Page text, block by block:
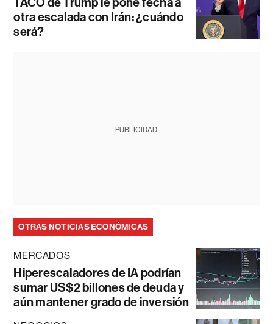
otra escalada con Irán: ¿cuándo
será?
PUBLICIDAD
OTRAS NOTICIAS ECONÓMICAS
MERCADOS
Hiperescaladores de IA podrían
sumar US$2 billones de deuda y
aún mantener grado de inversión